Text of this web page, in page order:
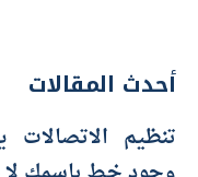
أحدث المقالات
تنظيم